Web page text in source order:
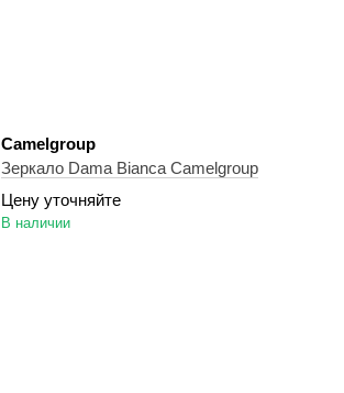
Camelgroup
Зеркало Dama Bianca Camelgroup
Цену уточняйте
В наличии